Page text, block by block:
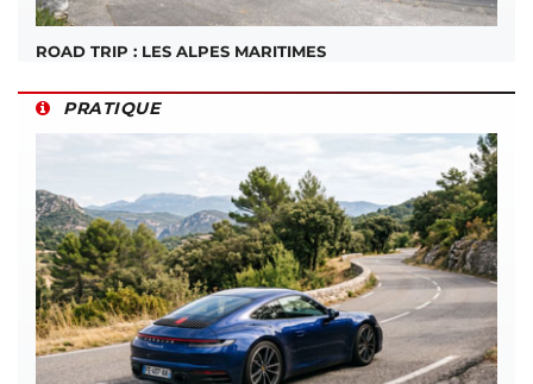
ROAD TRIP : LES ALPES MARITIMES
PRATIQUE